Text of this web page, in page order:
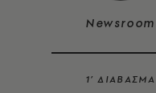
Newsroom
1’ ΔΙΑΒΑΣΜΑ